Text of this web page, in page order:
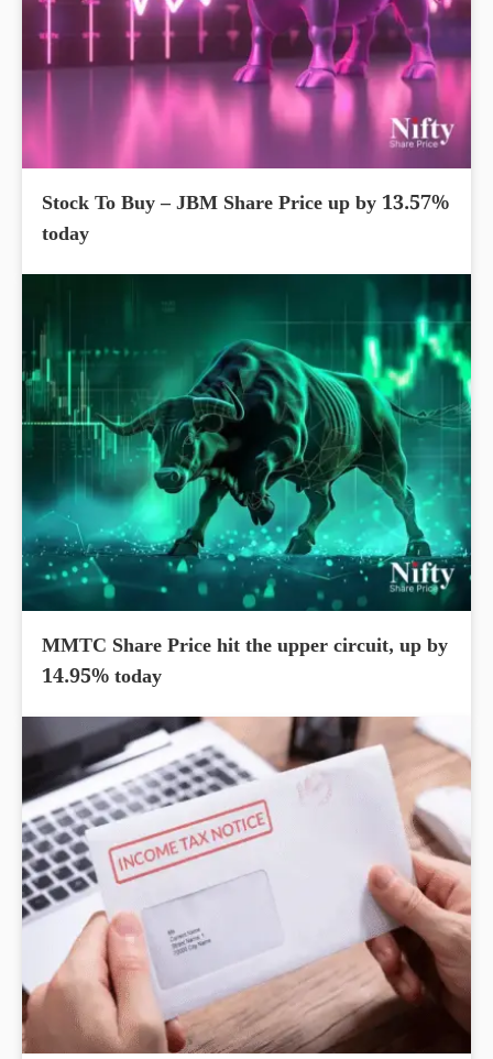
Stock To Buy – JBM Share Price up by 13.57%
today
MMTC Share Price hit the upper circuit, up by
14.95% today